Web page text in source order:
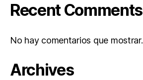
Recent Comments
No hay comentarios que mostrar.
Archives